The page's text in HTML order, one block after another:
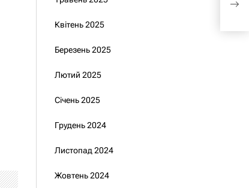
Квітень 2025
Березень 2025
Лютий 2025
Січень 2025
Грудень 2024
Листопад 2024
Жовтень 2024